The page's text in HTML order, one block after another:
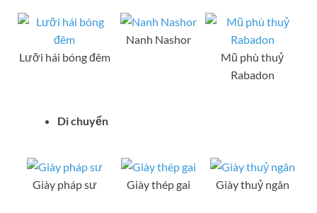
Lưỡi hái bóng đêm
Nanh Nashor
Mũ phù thuỷ
Rabadon
Di chuyển
Giày pháp sư Giày thép gai Giày thuỷ ngân